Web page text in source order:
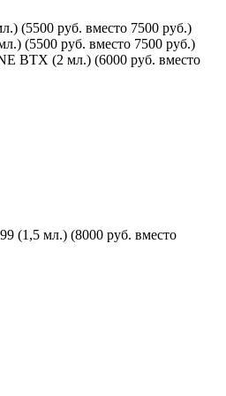
(5500 руб. вместо 7500 руб.)
(5500 руб. вместо 7500 руб.)
BTX (2 мл.) (6000 руб. вместо
(1,5 мл.) (8000 руб. вместо